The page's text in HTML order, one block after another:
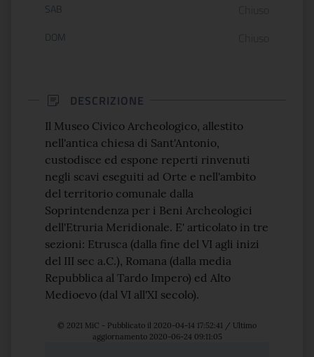
SAB
DOM
DESCRIZIONE
Il Museo Civico Archeologico, allestito
nell'antica chiesa di Sant'Antonio,
custodisce ed espone reperti rinvenuti
negli scavi eseguiti ad Orte e nell'ambito
del territorio comunale dalla
Soprintendenza per i Beni Archeologici
dell'Etruria Meridionale. E' articolato in tre
sezioni: Etrusca (dalla fine del VI agli inizi
del III sec a.C.), Romana (dalla media
Repubblica al Tardo Impero) ed Alto
Medioevo (dal VI all'XI secolo).
© 2021 MiC - Pubblicato il 2020-04-14 17:52:41 / Ultimo
aggiornamento 2020-06-24 09:11:05